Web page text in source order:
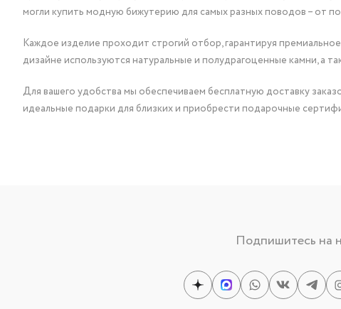
могли купить модную бижутерию для самых разных поводов – от
Каждое изделие проходит строгий отбор, гарантируя
дизайне используются натуральные и полудрагоценные камни, а
Для вашего удобства мы обеспечиваем бесплатную доставку
идеальные подарки для близких и приобрести подарочные
Подпишитесь на